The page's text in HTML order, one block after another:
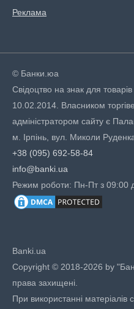
Реклама
© Банки.юа
Свідоцтво на знак для
10.02.2014. Власником
адміністратором сайту є
м. Ірпінь, вул. Миколи
+38 (095) 692-58-84
info@banki.ua
Режим роботи: Пн-Пт з 09:00
Banki.ua
Copyright © 2018-2026 by
права захищені.
При використанні матеріалів